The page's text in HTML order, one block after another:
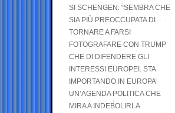
SI SCHENGEN: “SEMBRA CHE
SIA PIÙ PREOCCUPATA DI
TORNARE A FARSI
FOTOGRAFARE CON TRUMP
CHE DI DIFENDERE GLI
INTERESSI EUROPEI. STA
IMPORTANDO IN EUROPA
UN’AGENDA POLITICA CHE
MIRA A INDEBOLIRLA